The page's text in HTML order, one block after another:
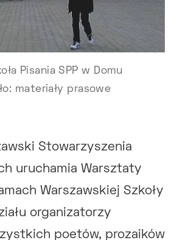
Pisania SPP w Domu
materiały prasowe
Stowarzyszenia
uruchamia Warsztaty
Warszawskiej Szkoły
organizatorzy
poetów, prozaików